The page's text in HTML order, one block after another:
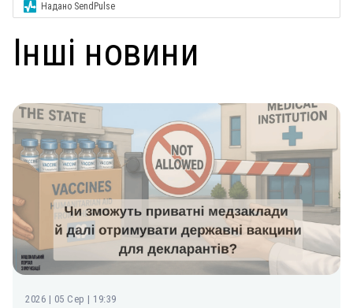
Надано SendPulse
Інші новини
2026 | 05 Сер | 19:39